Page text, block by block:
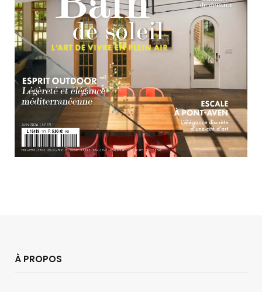
À PROPOS